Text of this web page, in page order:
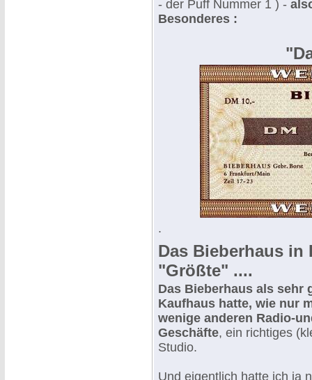
- der Puff Nummer 1 ) -
Besonderes :
.
Das Bieberhaus in
"Größte" ....
Das Bieberhaus als sehr
Kaufhaus hatte, wie nur
wenige anderen Radio-
Geschäfte, ein richtiges
Studio.
Und eigentlich hatte ich ja